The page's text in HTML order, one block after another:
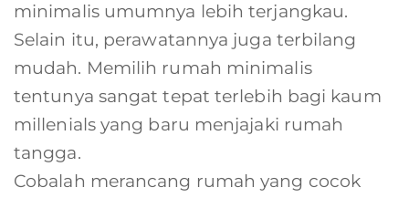
minimalis umumnya lebih terjangkau.
Selain itu, perawatannya juga terbilang
mudah. Memilih rumah minimalis
tentunya sangat tepat terlebih bagi kaum
millenials yang baru menjajaki rumah
tangga.
Cobalah merancang rumah yang cocok